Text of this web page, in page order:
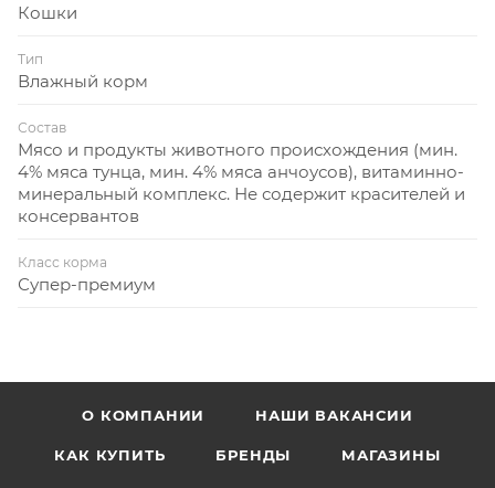
Кошки
Тип
Влажный корм
Состав
Мясо и продукты животного происхождения (мин.
4% мяса тунца, мин. 4% мяса анчоусов), витаминно-
минеральный комплекс. Не содержит красителей и
консервантов
Класс корма
Супер-премиум
О КОМПАНИИ НАШИ ВАКАНСИИ
КАК КУПИТЬ БРЕНДЫ МАГАЗИНЫ